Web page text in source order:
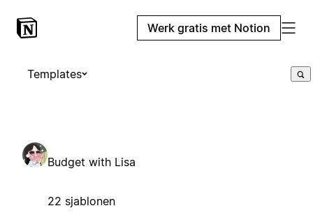
Werk gratis met Notion
Templates
Budget with Lisa
22 sjablonen